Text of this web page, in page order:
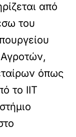
από
του
όπως
το IIT